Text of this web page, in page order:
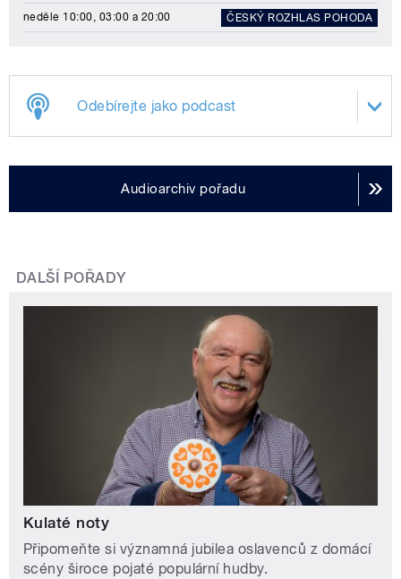
neděle 10:00, 03:00 a 20:00 ČESKÝ ROZHLAS POHODA
Odebírejte jako podcast
Audioarchiv pořadu
DALŠÍ POŘADY
Kulaté noty
Připomeňte si významná jubilea oslavenců z domácí
scény široce pojaté populární hudby.